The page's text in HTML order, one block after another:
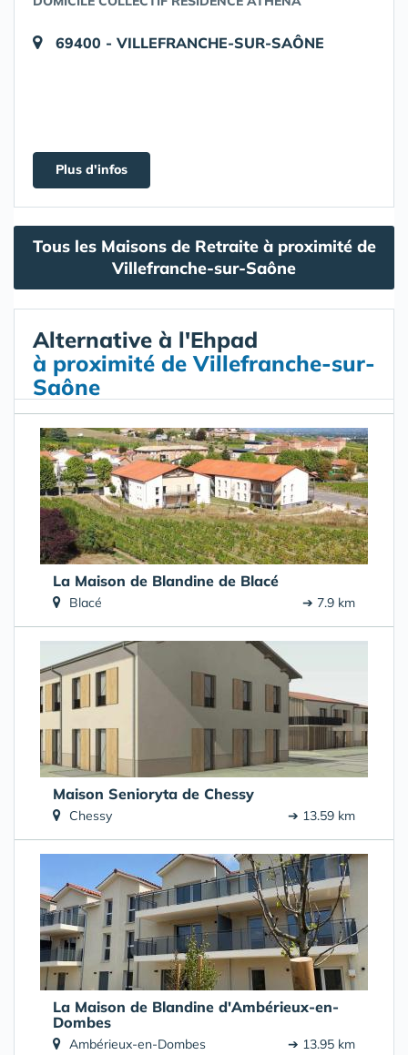
69400 - VILLEFRANCHE-SUR-SAÔNE
Plus d'infos
Tous les Maisons de Retraite à proximité de
Villefranche-sur-Saône
Alternative à l'Ehpad
à proximité de Villefranche-sur-
Saône
La Maison de Blandine de Blacé
Blacé ➔ 7.9 km
Maison Senioryta de Chessy
Chessy ➔ 13.59 km
La Maison de Blandine d'Ambérieux-en-
Dombes
Ambérieux-en-Dombes ➔ 13.95 km